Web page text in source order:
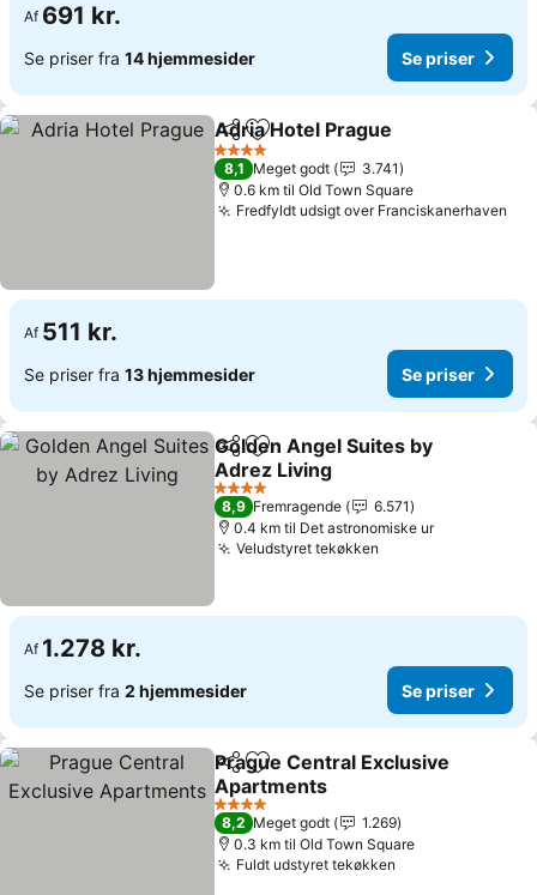
Af 691 kr.
Se priser fra 14 hjemmesider Se priser
Del Føj til favoritter
Adria Hotel Prague
4 Stjerner
8,1 Meget godt
3.741
0.6 km til Old Town Square
Fredfyldt udsigt over Franciskanerhaven
Af 511 kr.
Se priser fra 13 hjemmesider Se priser
Del Føj til favoritter
Golden Angel Suites by
Adrez Living
Se priser
4 Stjerner
8,9 Fremragende
6.571
0.4 km til Det astronomiske ur
Veludstyret tekøkken
Af 1.278 kr.
Se priser fra 2 hjemmesider Se priser
Del Føj til favoritter
Prague Central Exclusive
Apartments
Se priser
4 Stjerner
8,2 Meget godt
1.269
0.3 km til Old Town Square
Fuldt udstyret tekøkken